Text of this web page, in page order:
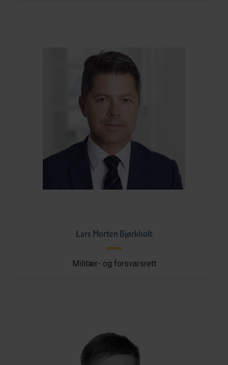
Lars Morten Bjørkholt
Militær- og forsvarsrett